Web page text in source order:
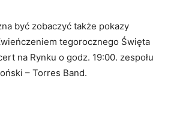
być zobaczyć także pokazy
tegorocznego Święta
na Rynku o godz. 19:00. zespołu
– Torres Band.